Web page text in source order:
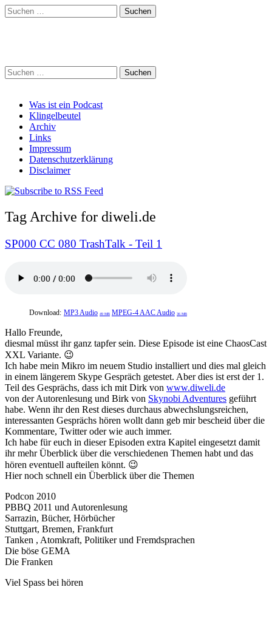
Suchen
nach:
Suchen
nach:
Main
menu
Skip
content
Was ist ein Podcast
Klingelbeutel
Archiv
Links
Impressum
Datenschutzerklärung
Disclaimer
Tag Archive for diweli.de
SP000 CC 080 TrashTalk - Teil 1
Download: MP3 Audio 49 MB MPEG-4 AAC Audio 36 MB
Hallo Freunde,
diesmal müsst ihr ganz tapfer sein. Diese Episode ist eine ChaosCast
XXL Variante. 😉
Ich habe mein Mikro im neuem Studio installiert und dies mal gleich
in einem längerem Skype Gespräch getestet. Aber dies ist erst der 1.
Teil des Gesprächs, dass ich mit Dirk von www.diweli.de
von der Autorenlesung und Birk von Skynobi Adventures geführt
habe. Wenn ihr den Rest dieses durchaus abwechslungsreichen,
interessanten Gesprächs hören wollt dann geb mir bescheid über die
Kommentare, Twitter oder wie auch immer.
Ich habe für euch in dieser Episoden extra Kapitel eingesetzt damit
ihr mehr Überblick über die verschiedenen Themen habt und das
hören eventuell aufteilen könnt. 😉
Hier noch schnell ein Überblick über die Themen
Podcon 2010
PBBQ 2011 und Autorenlesung
Sarrazin, Bücher, Hörbücher
Stuttgart, Bremen, Frankfurt
Tanken , Atomkraft, Politiker und Fremdsprachen
Die böse GEMA
Die Franken
Viel Spass bei hören